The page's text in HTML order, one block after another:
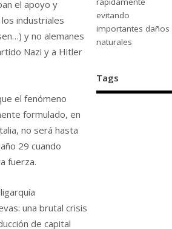
el apoyo y
industriales
y no alemanes
Nazi y a Hitler
el fenómeno
formulado, en
no será hasta
29 cuando
fuerza.
una brutal crisis
de capital
evitando
importantes daños
naturales
Tags